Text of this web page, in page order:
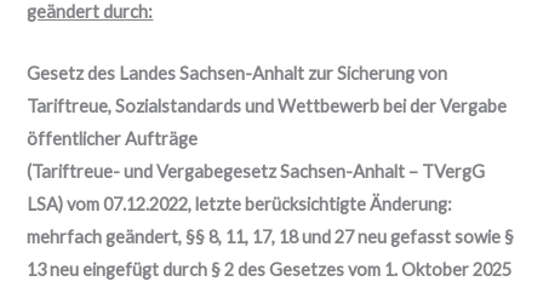
geändert durch:
Gesetz des Landes Sachsen-Anhalt zur Sicherung von
Tariftreue, Sozialstandards und Wettbewerb bei der Vergabe
öffentlicher Aufträge
(Tariftreue- und Vergabegesetz Sachsen-Anhalt – TVergG
LSA) vom 07.12.2022, letzte berücksichtigte Änderung:
mehrfach geändert, §§ 8, 11, 17, 18 und 27 neu gefasst sowie §
13 neu eingefügt durch § 2 des Gesetzes vom 1. Oktober 2025